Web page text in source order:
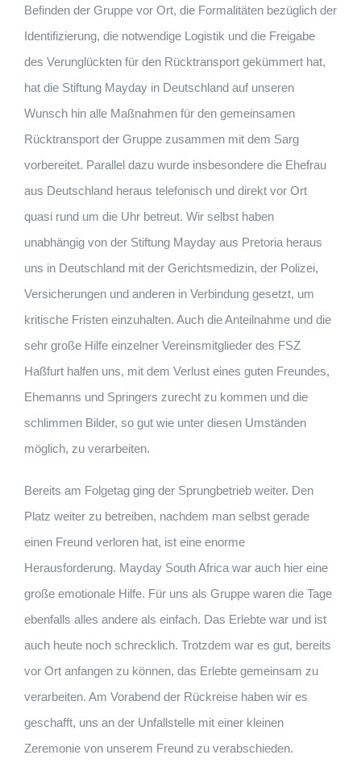
Befinden der Gruppe vor Ort, die Formalitäten bezüglich der
Identifizierung, die notwendige Logistik und die Freigabe
des Verunglückten für den Rücktransport gekümmert hat,
hat die Stiftung Mayday in Deutschland auf unseren
Wunsch hin alle Maßnahmen für den gemeinsamen
Rücktransport der Gruppe zusammen mit dem Sarg
vorbereitet. Parallel dazu wurde insbesondere die Ehefrau
aus Deutschland heraus telefonisch und direkt vor Ort
quasi rund um die Uhr betreut. Wir selbst haben
unabhängig von der Stiftung Mayday aus Pretoria heraus
uns in Deutschland mit der Gerichtsmedizin, der Polizei,
Versicherungen und anderen in Verbindung gesetzt, um
kritische Fristen einzuhalten. Auch die Anteilnahme und die
sehr große Hilfe einzelner Vereinsmitglieder des FSZ
Haßfurt halfen uns, mit dem Verlust eines guten Freundes,
Ehemanns und Springers zurecht zu kommen und die
schlimmen Bilder, so gut wie unter diesen Umständen
möglich, zu verarbeiten.
Bereits am Folgetag ging der Sprungbetrieb weiter. Den
Platz weiter zu betreiben, nachdem man selbst gerade
einen Freund verloren hat, ist eine enorme
Herausforderung. Mayday South Africa war auch hier eine
große emotionale Hilfe. Für uns als Gruppe waren die Tage
ebenfalls alles andere als einfach. Das Erlebte war und ist
auch heute noch schrecklich. Trotzdem war es gut, bereits
vor Ort anfangen zu können, das Erlebte gemeinsam zu
verarbeiten. Am Vorabend der Rückreise haben wir es
geschafft, uns an der Unfallstelle mit einer kleinen
Zeremonie von unserem Freund zu verabschieden.